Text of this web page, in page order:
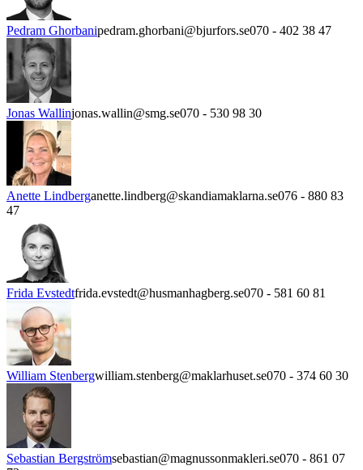
Pedram Ghorbanipedram.ghorbani@bjurfors.se070 - 402 38 47
Jonas Wallinjonas.wallin@smg.se070 - 530 98 30
Anette Lindberganette.lindberg@skandiamaklarna.se076 - 880 83
47
Frida Evstedtfrida.evstedt@husmanhagberg.se070 - 581 60 81
William Stenbergwilliam.stenberg@maklarhuset.se070 - 374 60 30
Sebastian Bergströmsebastian@magnussonmakleri.se070 - 861 07